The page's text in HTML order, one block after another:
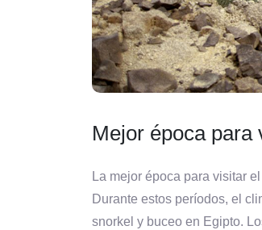
Mejor época para
La mejor época para visitar
Durante estos períodos, el
snorkel y buceo en Egipto.